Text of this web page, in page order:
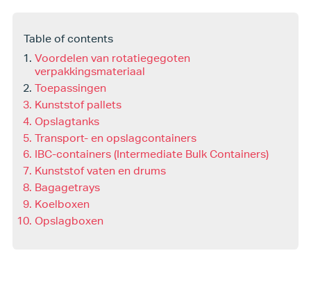
Table of contents
Voordelen van rotatiegegoten
verpakkingsmateriaal
Toepassingen
Kunststof pallets
Opslagtanks
Transport- en opslagcontainers
IBC-containers (Intermediate Bulk Containers)
Kunststof vaten en drums
Bagagetrays
Koelboxen
Opslagboxen